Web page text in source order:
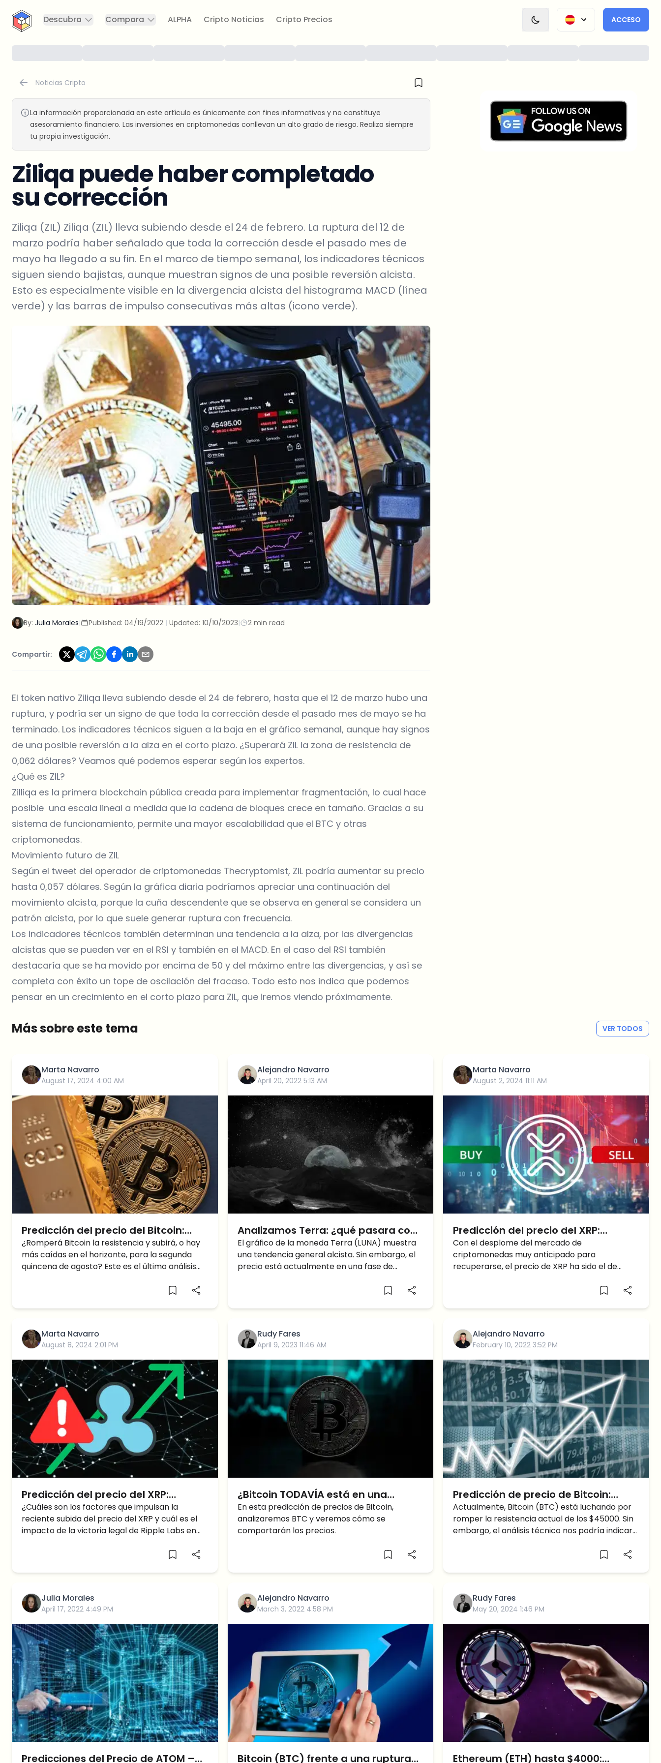
CryptoTicker
Descubra
Compara ALPHA Cripto Noticias Cripto Precios ACCESO
Noticias Cripto
La información proporcionada en este artículo es únicamente con fines informativos y no constituye
asesoramiento financiero. Las inversiones en criptomonedas conllevan un alto grado de riesgo. Realiza siempre
tu propia investigación.
Ziliqa puede haber completado
su corrección
Ziliqa (ZIL) Ziliqa (ZIL) lleva subiendo desde el 24 de febrero. La ruptura del 12 de
marzo podría haber señalado que toda la corrección desde el pasado mes de
mayo ha llegado a su fin. En el marco de tiempo semanal, los indicadores técnicos
siguen siendo bajistas, aunque muestran signos de una posible reversión alcista.
Esto es especialmente visible en la divergencia alcista del histograma MACD (línea
verde) y las barras de impulso consecutivas más altas (icono verde).
By: Julia Morales| Published: 04/19/2022 | Updated: 10/10/2023| 2 min read
Compartir:
El token nativo Ziliqa lleva subiendo desde el 24 de febrero, hasta que el 12 de marzo hubo una
ruptura, y podría ser un signo de que toda la corrección desde el pasado mes de mayo se ha
terminado. Los indicadores técnicos siguen a la baja en el gráfico semanal, aunque hay signos
de una posible reversión a la alza en el corto plazo. ¿Superará ZIL la zona de resistencia de
0,062 dólares? Veamos qué podemos esperar según los expertos.
¿Qué es ZIL?
Zilliqa es la primera blockchain pública creada para implementar fragmentación, lo cual hace
posible una escala lineal a medida que la cadena de bloques crece en tamaño. Gracias a su
sistema de funcionamiento, permite una mayor escalabilidad que el BTC y otras
criptomonedas.
Movimiento futuro de ZIL
Según el tweet del operador de criptomonedas Thecryptomist, ZIL podría aumentar su precio
hasta 0,057 dólares. Según la gráfica diaria podríamos apreciar una continuación del
movimiento alcista, porque la cuña descendente que se observa en general se considera un
patrón alcista, por lo que suele generar ruptura con frecuencia.
Los indicadores técnicos también determinan una tendencia a la alza, por las divergencias
alcistas que se pueden ver en el RSI y también en el MACD. En el caso del RSI también
destacaría que se ha movido por encima de 50 y del máximo entre las divergencias, y así se
completa con éxito un tope de oscilación del fracaso. Todo esto nos indica que podemos
pensar en un crecimiento en el corto plazo para ZIL, que iremos viendo próximamente.
Más sobre este tema VER TODOS
Marta Navarro
August 17, 2024 4:00 AM
Predicción del precio del Bitcoin:
¿Cómo se moverá el precio del BTC
tras la subida del oro?
¿Romperá Bitcoin la resistencia y subirá, o hay
más caídas en el horizonte, para la segunda
quincena de agosto? Este es el último análisis
Alejandro Navarro
April 20, 2022 5:13 AM
Analizamos Terra: ¿qué pasara con
LUNA y los pasos para atrás de 0.382
Fibonacci?
El gráfico de la moneda Terra (LUNA) muestra
una tendencia general alcista. Sin embargo, el
precio está actualmente en una fase de
máximo histórico de $103.3. Por ahora, el precio
Marta Navarro
August 2, 2024 11:11 AM
Predicción del precio del XRP:
¿Caerá el precio del XRP por debajo
de $0.50 o se recuperará por
encima de $0.60?
Con el desplome del mercado de
criptomonedas muy anticipado para
recuperarse, el precio de XRP ha sido el de
cuando comenzó a desplomarse más. ¿Qué
Marta Navarro
August 8, 2024 2:01 PM
Predicción del precio del XRP:
¿Puede continuar el repunte del
precio del XRP tras su victoria legal?
¿Cuáles son los factores que impulsan la
reciente subida del precio del XRP y cuál es el
impacto de la victoria legal de Ripple Labs en
Rudy Fares
April 9, 2023 11:46 AM
¿Bitcoin TODAVÍA está en una
tendencia alcista? Predicción del
Bitcoin Precio
En esta predicción de precios de Bitcoin,
analizaremos BTC y veremos cómo se
comportarán los precios.
Alejandro Navarro
February 10, 2022 3:52 PM
Predicción de precio de Bitcoin:
Ruptura alcista inminente.
Actualmente, Bitcoin (BTC) está luchando por
romper la resistencia actual de los $45000. Sin
embargo, el análisis técnico nos podría indicar
Julia Morales
April 17, 2022 4:49 PM
Predicciones del Precio de ATOM –
Alejandro Navarro
March 3, 2022 4:58 PM
Bitcoin (BTC) frente a una ruptura
Rudy Fares
May 20, 2024 1:46 PM
Ethereum (ETH) hasta $4000: